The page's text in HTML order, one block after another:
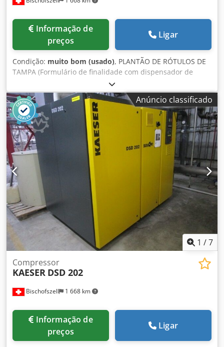
preços
Ligar
Condição: muito bom (usado), PLANTÃO DE RÓTULOS DE
TAMPA (Formulário de finalidade com dispensador de
rótulos Schleuter) JG: aprox. 1990 Capacidade: 100
copos/tampas por min. Equipamento / outros pormenores:
Composto por: - desempilhador - unidade de etiquetagem
- Unidade de empilhamento Djdpfx Alen D E Hpsdjkr
Anúncio classificado
1 /7
Bischofszell 1 668 km
Compressor
KAESER DSD 202
preços
Ligar